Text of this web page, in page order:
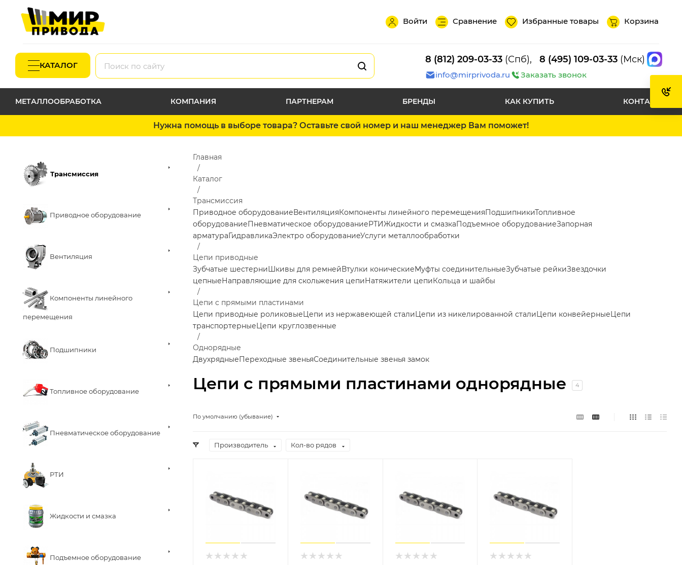
Войти Сравнение Избранные товары Корзина
КАТАЛОГ
8 (812) 209-03-33 (Спб), 8 (495) 109-03-33 (Мск)
info@mirprivoda.ru Заказать звонок
МЕТАЛЛООБРАБОТКА КОМПАНИЯ ПАРТНЕРАМ БРЕНДЫ КАК КУПИТЬ КОНТАКТЫ
Нужна помощь в выборе товара? Оставьте свой номер и наш менеджер Вам поможет!
Трансмиссия
Приводное оборудование
Вентиляция
Компоненты линейного
перемещения
Подшипники
Топливное оборудование
Пневматическое оборудование
РТИ
Жидкости и смазка
Подъемное оборудование
Цепи с прямыми пластинами однорядные 4
Главная
Каталог
Трансмиссия
Приводное оборудованиеВентиляцияКомпоненты линейного перемещенияПодшипникиТопливное
оборудованиеПневматическое оборудованиеРТИЖидкости и смазкаПодъемное оборудованиеЗапорная
арматураГидравликаЭлектро оборудованиеУслуги металлообработки
Цепи приводные
Зубчатые шестерниШкивы для ремнейВтулки коническиеМуфты соединительныеЗубчатые рейкиЗвездочки
цепныеНаправляющие для скольжения цепиНатяжители цепиКольца и шайбы
Цепи с прямыми пластинами
Цепи приводные роликовыеЦепи из нержавеющей сталиЦепи из никелированной сталиЦепи конвейерныеЦепи
транспортерныеЦепи круглозвенные
Однорядные
ДвухрядныеПереходные звеньяСоединительные звенья замок
По умолчанию (убывание)
Производитель Кол-во рядов